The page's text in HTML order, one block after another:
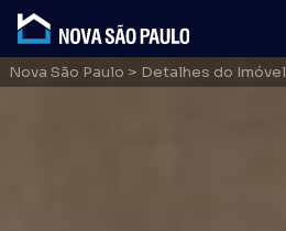
Nova São Paulo > Detalhes do Imóvel